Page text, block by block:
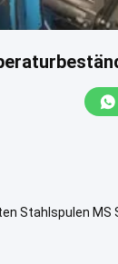
Stahlspulen